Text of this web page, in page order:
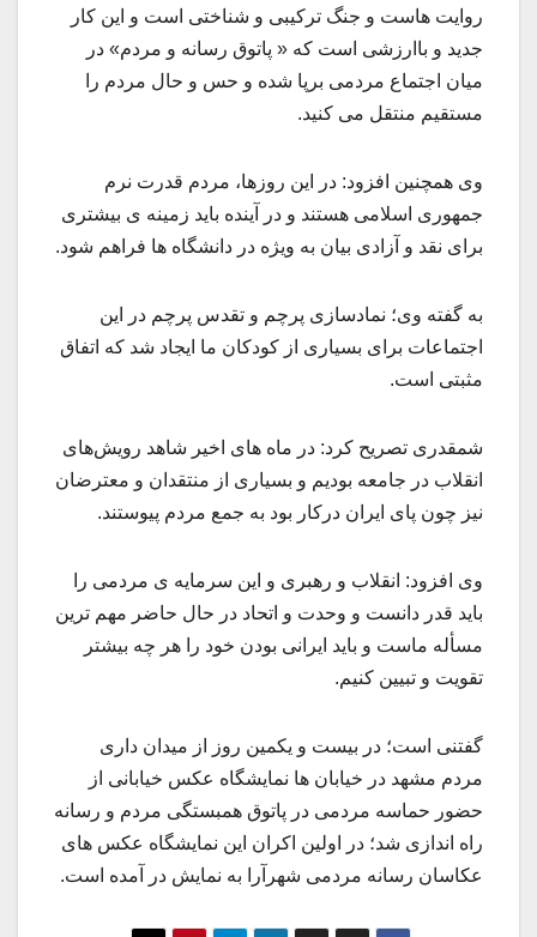
روایت هاست و جنگ ترکیبی و شناختی است و این کار
جدید و باارزشی است که « پاتوق رسانه و مردم» در
میان اجتماع مردمی برپا شده و حس و حال مردم را
مستقیم منتقل می کنید.
وی همچنین افزود: در این روزها، مردم قدرت نرم
جمهوری اسلامی هستند و در آینده باید زمینه ی بیشتری
برای نقد و آزادی بیان به ویژه در دانشگاه ها فراهم شود.
به گفته وی؛ نمادسازی پرچم و تقدس پرچم در این
اجتماعات برای بسیاری از کودکان ما ایجاد شد که اتفاق
مثبتی است.
شمقدری تصریح کرد: در ماه های اخیر شاهد رویش‌های
انقلاب در جامعه بودیم و بسیاری از منتقدان و معترضان
نیز چون پای ایران درکار بود به جمع مردم پیوستند.
وی افزود: انقلاب و رهبری و این سرمایه ی مردمی را
باید قدر دانست و وحدت و اتحاد در حال حاضر مهم ترین
مسأله ماست و باید ایرانی بودن خود را هر چه بیشتر
تقویت و تبیین کنیم.
گفتنی است؛ در بیست و یکمین روز از میدان داری
مردم مشهد در خیابان ها نمایشگاه عکس خیابانی از
حضور حماسه مردمی در پاتوق همبستگی مردم و رسانه
راه اندازی شد؛ در اولین اکران این نمایشگاه عکس های
عکاسان رسانه مردمی شهرآرا به نمایش در آمده است.